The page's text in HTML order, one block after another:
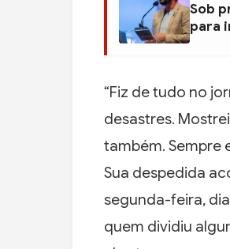
Sob
para
“Fiz de tudo no
desastres.
também. Sempre
Sua despedida
segunda-feira,
quem dividiu